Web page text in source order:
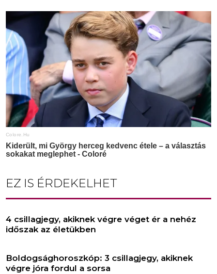
EZ IS ÉRDEKELHET
4 csillagjegy, akiknek végre véget ér a nehéz
időszak az életükben
Boldogsághoroszkóp: 3 csillagjegy, akiknek
végre jóra fordul a sorsa